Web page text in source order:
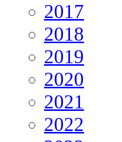
2017
2018
2019
2020
2021
2022